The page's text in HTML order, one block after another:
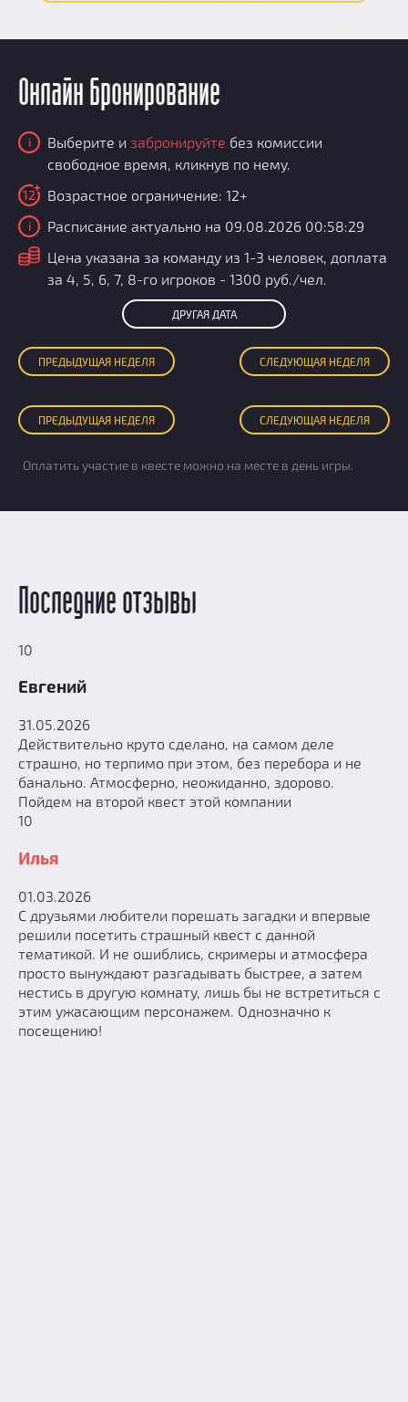
Онлайн бронирование
i Выберите и забронируйте без комиссии
свободное время, кликнув по нему.
12 Возрастное ограничение: 12+
i Расписание актуально на 09.08.2026 00:58:29
i
Цена указана за команду из 1-3 человек, доплата
за 4, 5, 6, 7, 8-го игроков - 1300 руб./чел.
ДРУГАЯ ДАТА
ПРЕДЫДУЩАЯ НЕДЕЛЯ СЛЕДУЮЩАЯ НЕДЕЛЯ
ПРЕДЫДУЩАЯ НЕДЕЛЯ СЛЕДУЮЩАЯ НЕДЕЛЯ
Оплатить участие в квесте можно на месте в день игры.
Последние отзывы
10
Евгений
31.05.2026
Действительно круто сделано, на самом деле
страшно, но терпимо при этом, без перебора и не
банально. Атмосферно, неожиданно, здорово.
Пойдем на второй квест этой компании
10
Илья
01.03.2026
С друзьями любители порешать загадки и впервые
решили посетить страшный квест с данной
тематикой. И не ошиблись, скримеры и атмосфера
просто вынуждают разгадывать быстрее, а затем
нестись в другую комнату, лишь бы не встретиться с
этим ужасающим персонажем. Однозначно к
посещению!